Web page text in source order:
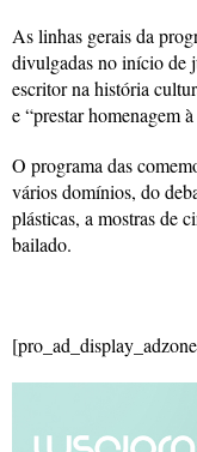
As linhas gerais da
divulgadas no início de
escritor na história
e “prestar homenagem
O programa das
vários domínios, do
plásticas, a mostras de
bailado.